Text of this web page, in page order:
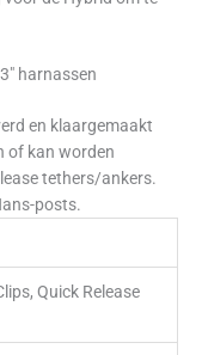
harnassen
en klaargemaakt
of kan worden
tethers/ankers.
posts.
Quick Release